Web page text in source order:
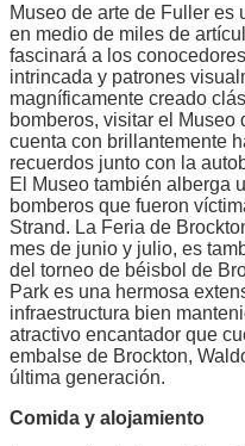
Museo de arte de Fuller es
en medio de miles de
fascinará a los
intrincada y patrones
magníficamente creado
bomberos, visitar el
cuenta con brillantemente
recuerdos junto con la
El Museo también alberga
bomberos que fueron
Strand. La Feria de
mes de junio y julio, es
del torneo de béisbol de
Park es una hermosa
infraestructura bien
atractivo encantador que
embalse de Brockton,
última generación.
Comida y alojamiento